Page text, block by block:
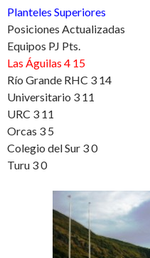
Planteles Superiores
Posiciones Actualizadas
Equipos PJ Pts.
Las Águilas 4 15
Río Grande RHC 3 14
Universitario 3 11
URC 3 11
Orcas 3 5
Colegio del Sur 3 0
Turu 3 0